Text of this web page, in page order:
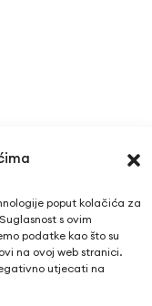
poput kolačića za
s ovim
podatke kao što su
na ovoj web stranici.
utjecati na
Bjelovar